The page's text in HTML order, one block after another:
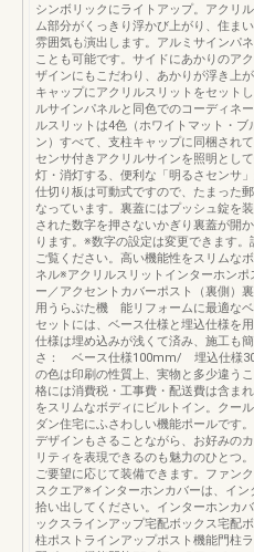
シンボリックにライトアップ。アクリ
ム部分がくっきり浮かび上がり、住ま
雰囲気も演出します。アルミサインパ
ことも可能です。サイドにあかりのア
ザインにもこだわり、あかりが浮き上
キャップにアクリルスリットをセット
ルサインパネルと同色でのコーディネ
ルスリットは4色（ホワイトマット・ブ
ン）すべて、支柱キャップに同梱され
センサ付きアクリルサインを照明とし
灯・消灯する、便利な「明るさセンサ
仕切り板は可動式ですので、たまった
なっています。裏蓋にはプッシュ錠を
された数字を押さないかぎり裏蓋が開
ります。※数字の設定は変更できます
ご覧ください。高い機能性をスリムな
ネル※アクリルスリットインターホン
ー／アクセントカバーポスト（裏側）
用うらぶた機 能リフォームに最適な
セットには、ベース仕様と埋込仕様を
仕様は埋め込みが浅くて済み、施工も
さ： ベース仕様100mm/ 埋込仕様
の色は印刷の性質上、実物と多少違う
格には消費税・工事費・配送費は含ま
をスリムなボディにビルトイン。クー
ダン住宅にふさわしい機能ポールです
デザインもさることながら、お好みの
リティを表現できるのも魅力のひとつ
ご要望に応じて装備できます。ファン
スクエア※インターホンカバーは、イ
拾い出してください。インターホンカ
ックスラインアップ宅配ボックス宅配
柱ポストラインアップポスト機能門柱